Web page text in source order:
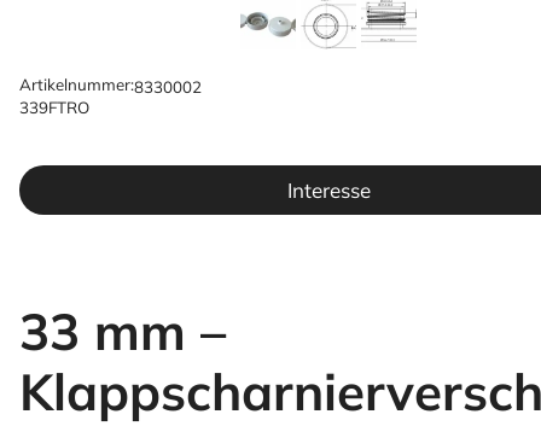
Artikelnummer:8330002
339FTRO
Interesse
33 mm –